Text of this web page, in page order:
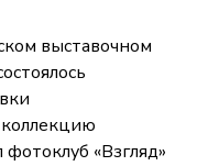
выставочном
«Взгляд»